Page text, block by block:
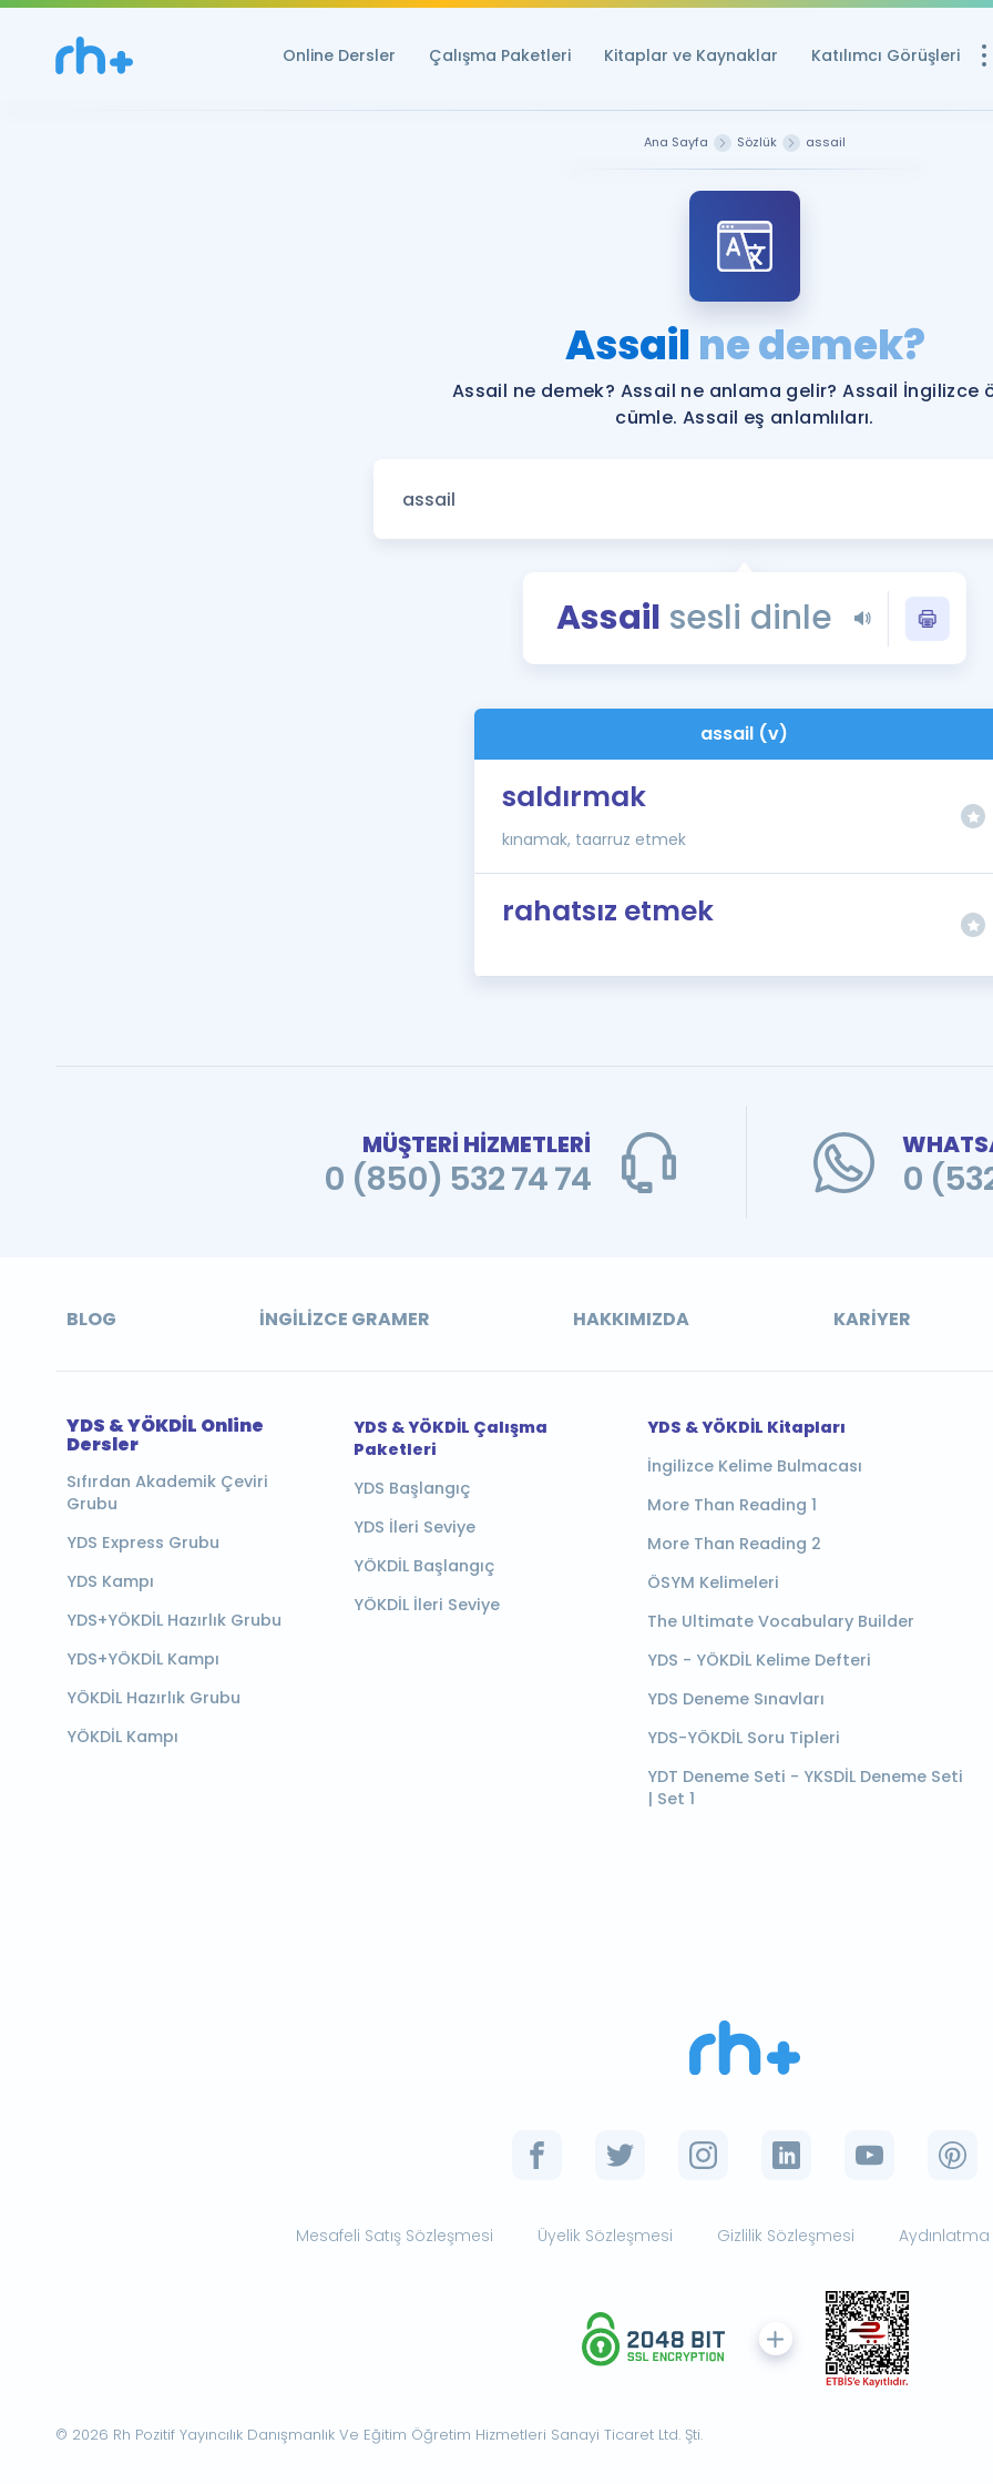
Online Dersler Çalışma Paketleri Kitaplar ve Kaynaklar Katılımcı Görüşleri
YDS ve YÖKDİL
Rehberlik Aracı
YDS ve YÖKDİL'e
Tüm ÖSYM
YDS - YÖKDİL
İngilizce Gramer
Ana Sayfa Sözlük assail
Assailne demek?
Assail ne demek? Assail ne anlama gelir? Assail İngilizce
cümle. Assail eş anlamlıları.
Assail sesli dinle
assail (v)
saldırmak
kınamak, taarruz etmek
rahatsız etmek
MÜŞTERİ HİZMETLERİ
0 (850) 532 74 74 0
BLOG İNGILIZCE GRAMER HAKKIMIZDA KARIYER
YDS & YÖKDİL Online
Dersler
Sıfırdan Akademik Çeviri
Grubu
YDS Express Grubu
YDS Kampı
YDS+YÖKDİL Hazırlık Grubu
YDS+YÖKDİL Kampı
YÖKDİL Hazırlık Grubu
YÖKDİL Kampı
YDS & YÖKDİL Çalışma
Paketleri
YDS Başlangıç
YDS İleri Seviye
YÖKDİL Başlangıç
YÖKDİL İleri Seviye
YDS & YÖKDİL Kitapları
İngilizce Kelime Bulmacası
More Than Reading 1
More Than Reading 2
ÖSYM Kelimeleri
The Ultimate Vocabulary Builder
YDS - YÖKDİL Kelime Defteri
YDS Deneme Sınavları
YDS-YÖKDİL Soru Tipleri
YDT Deneme Seti - YKSDİL Deneme Seti
| Set 1
Mesafeli Satış Sözleşmesi Üyelik Sözleşmesi Gizlilik Sözleşmesi
© 2026 Rh Pozitif Yayıncılık Danışmanlık Ve Eğitim Öğretim Hizmetleri Sanayi Ticaret Ltd. Şti.